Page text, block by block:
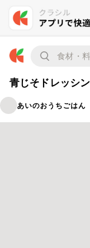
青じそドレッシ
あいのおうちごはん